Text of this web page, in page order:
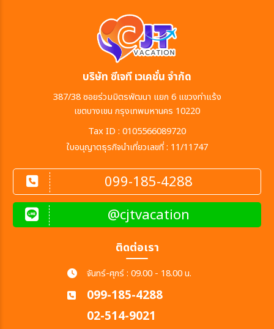
บริษัท ซีเจที เวเคชั่น จำกัด
387/38 ซอยร่วมมิตรพัฒนา แยก 6 แขวงท่าแร้ง
เขตบางเขน กรุงเทพมหานคร 10220
Tax ID : 0105566089720
ใบอนุญาตธุรกิจนำเที่ยวเลขที่ : 11/11747
099-185-4288
@cjtvacation
ติดต่อเรา
จันทร์-ศุกร์ : 09.00 - 18.00 น.
099-185-4288
02-514-9021